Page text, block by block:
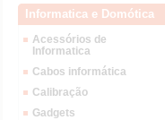
Informatica e Domótica
Acessórios de
Informatica
Cabos informática
Calibração
Gadgets